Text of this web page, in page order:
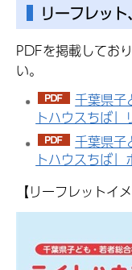
リーフレッ
PDFを掲載してお
い。
千葉県子
トハウスちば
千葉県子
トハウスちば
【リーフレットイメ